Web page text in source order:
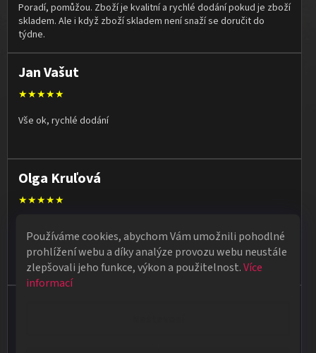
Používáme cookies, abychom Vám umožnili pohodlné
prohlížení webu a díky analýze provozu webu neustále
zlepšovali jeho funkce, výkon a použitelnost.Více
informací
Poradí, pomůžou. Zboží je kvalitní a rychlé dodání pokud je zboží
skladem. Ale i když zboží skladem není snaží se doručit do
týdne.
Jan Vašut
★★★★★
Vše ok, rychlé dodání
Olga Kruľová
★★★★★
perfektně, syn měl velký úspěch s kouzelnickým představením
na školní besídce. Objednávka dorazila po 4 dnech, takže
naprostá spokojenost.